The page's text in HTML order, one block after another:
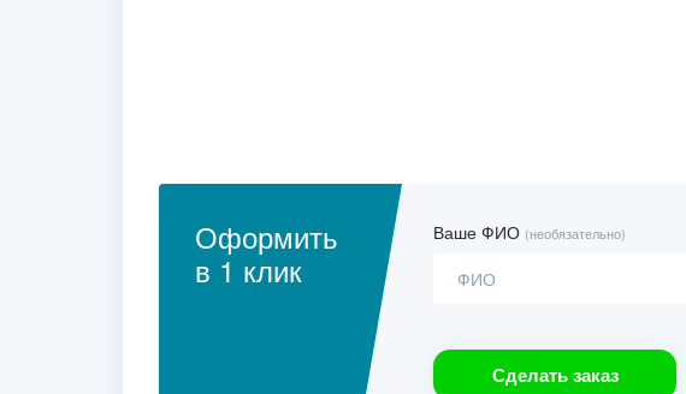
Оформить
в 1 клик
Ваше ФИО (необязательно)
Сделать заказ